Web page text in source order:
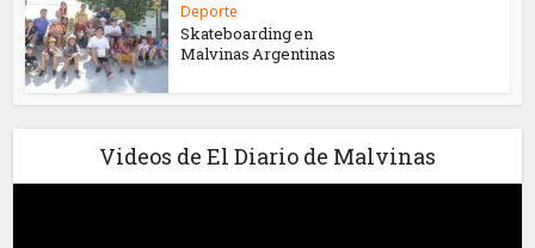
Deporte
Skateboarding en
Malvinas Argentinas
Videos de El Diario de Malvinas